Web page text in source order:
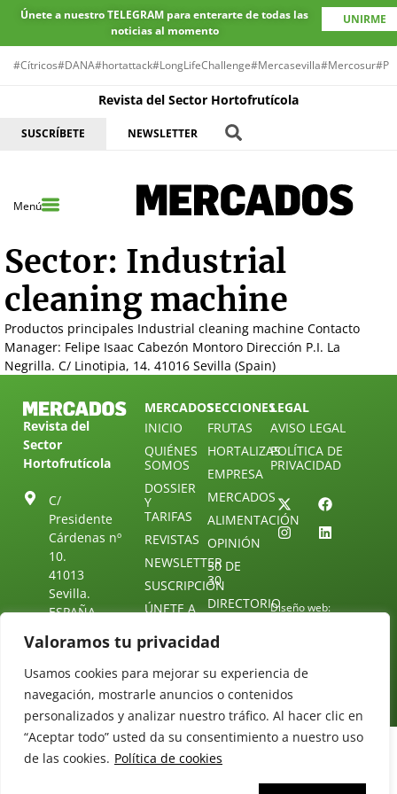
Valoramos tu privacidad
Usamos cookies para mejorar su experiencia de
navegación, mostrarle anuncios o contenidos
personalizados y analizar nuestro tráfico. Al hacer clic en
“Aceptar todo” usted da su consentimiento a nuestro uso
de las cookies. Política de cookies
Únete a nuestro TELEGRAM para enterarte de todas las
noticias al momento
UNIRME
#Cítricos#DANA#hortattack#LongLifeChallenge#Mercasevilla#Mercosur
Revista del Sector Hortofrutícola
SUSCRÍBETE NEWSLETTER
Menú
Sector: Industrial
cleaning machine
Productos principales Industrial cleaning machine Contacto
Manager: Felipe Isaac Cabezón Montoro Dirección P.I. La
Negrilla. C/ Linotipia, 14. 41016 Sevilla (Spain)
Revista del
Sector
Hortofrutícola
C/
Presidente
Cárdenas nº
10.
41013
Sevilla.
ESPAÑA
Tel: (+34) 954
redaccion@revistamercados.com
MERCADOS
INICIO
QUIÉNES
SOMOS
DOSSIER
Y
TARIFAS
REVISTAS
NEWSLETTER
SUSCRIPCIÓN
ÚNETE A
TELEGRAM
SECCIONES
FRUTAS
HORTALIZAS
EMPRESA
MERCADOS
ALIMENTACIÓN
OPINIÓN
30 DE
30
DIRECTORIO
LEGAL
AVISO LEGAL
POLÍTICA DE
PRIVACIDAD
Diseño web: